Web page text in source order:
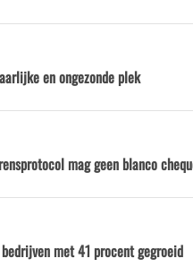
en ongezonde plek
mag geen blanco
met 41 procent gegroeid